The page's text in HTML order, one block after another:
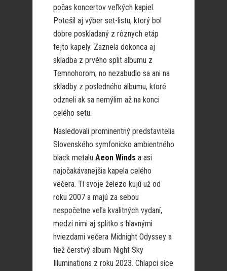
počas koncertov veľkých kapiel.
Potešil aj výber set-listu, ktorý bol
dobre poskladaný z rôznych etáp
tejto kapely. Zaznela dokonca aj
skladba z prvého split albumu z
Temnohorom, no nezabudlo sa ani na
skladby z posledného albumu, ktoré
odzneli ak sa nemýlim až na konci
celého setu.
Nasledovali prominentný predstavitelia
Slovenského symfonicko ambientného
black metalu Aeon Winds a asi
najočakávanejšia kapela celého
večera. Tí svoje železo kujú už od
roku 2007 a majú za sebou
nespočetne veľa kvalitných vydaní,
medzi nimi aj splitko s hlavnými
hviezdami večera Midnight Odyssey a
tiež čerstvý album Night Sky
Illuminations z roku 2023. Chlapci síce